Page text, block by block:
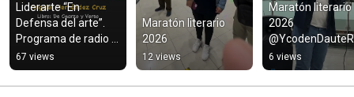
Liderarte “En
Defensa del arte”.
Programa de radio &
podcast.
67 views
Maratón literario
2026
12 views
Maratón literario
2026
oFM
6 views